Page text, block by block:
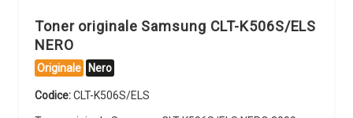
Toner originale Samsung CLT-K506S/ELS
NERO
Originale Nero
Codice:CLT-K506S/ELS